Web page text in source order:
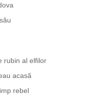
rubin al elfilor
acasă
rebel